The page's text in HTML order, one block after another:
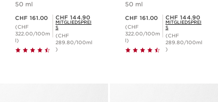
50 ml
CHF 161.00
(CHF
322.00/100m
l)
Mitgliederpreis CHF 144.90
CHF 144.90
MITGLIEDSPREI
S
(CHF
289.80/100ml
)
50 ml
CHF 161.00
(CHF
322.00/100m
l)
Mitgliederpreis CHF 144.90
CHF 144.90
MITGLIEDSPREI
S
(CHF
289.80/100ml
)